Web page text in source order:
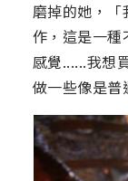
磨掉的她，
作，這是一種
感覺......我想
做一些像是普